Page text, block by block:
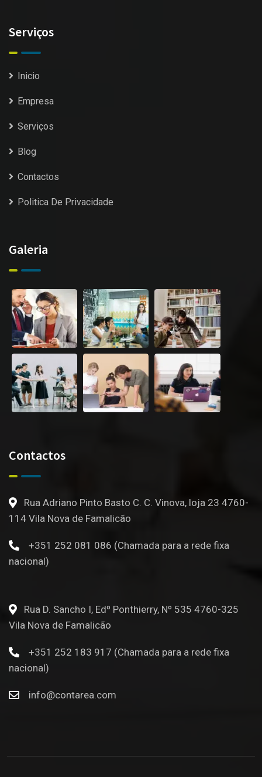
Serviços
Inicio
Empresa
Serviços
Blog
Contactos
Politica De Privacidade
Galeria
Contactos
Rua Adriano Pinto Basto C. C. Vinova, loja 23 4760-
114 Vila Nova de Famalicão
+351 252 081 086 (Chamada para a rede fixa
nacional)
Rua D. Sancho I, Edº Ponthierry, Nº 535 4760-325
Vila Nova de Famalicão
+351 252 183 917 (Chamada para a rede fixa
nacional)
info@contarea.com